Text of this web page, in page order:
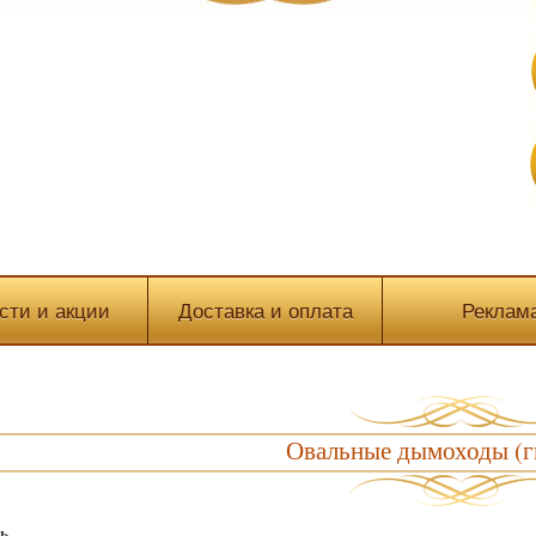
и акции Доставка и оплата
Овальные дымоходы